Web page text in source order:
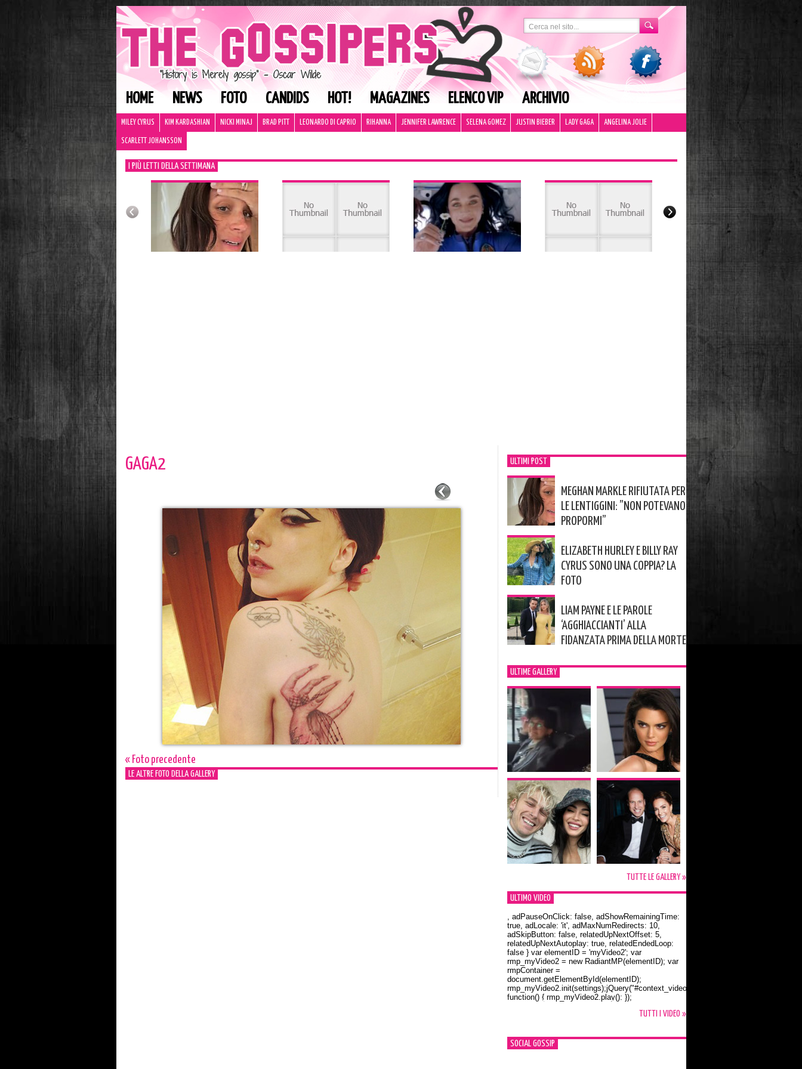
HOME NEWS FOTO CANDIDS HOT! MAGAZINES ELENCO VIP ARCHIVIO
MILEY CYRUS KIM KARDASHIAN NICKI MINAJ BRAD PITT LEONARDO DI CAPRIO RIHANNA JENNIFER LAWRENCE SELENA GOMEZ JUSTIN BIEBER LADY GAGA ANGELINA JOLIE
SCARLETT JOHANSSON
I PIÙ LETTI DELLA SETTIMANA
GAGA2
« Foto precedente
LE ALTRE FOTO DELLA GALLERY
ULTIMI POST
MEGHAN MARKLE RIFIUTATA PER
LE LENTIGGINI: ”NON POTEVANO
PROPORMI”
ELIZABETH HURLEY E BILLY RAY
CYRUS SONO UNA COPPIA? LA
FOTO
LIAM PAYNE E LE PAROLE
‘AGGHIACCIANTI’ ALLA
FIDANZATA PRIMA DELLA MORTE
ULTIME GALLERY
TUTTE LE GALLERY »
ULTIMO VIDEO
Orlando Bloom e la t-shirt dedicata a Flynn
, adPauseOnClick: false, adShowRemainingTime:
true, adLocale: 'it', adMaxNumRedirects: 10,
adSkipButton: false, relatedUpNextOffset: 5,
relatedUpNextAutoplay: true, relatedEndedLoop:
false } var elementID = 'myVideo2'; var
rmp_myVideo2 = new RadiantMP(elementID); var
rmpContainer =
document.getElementById(elementID);
rmp_myVideo2.init(settings);jQuery("#context_video2").one("mouseover",
function() { rmp_myVideo2.play(); });
TUTTI I VIDEO »
SOCIAL GOSSIP